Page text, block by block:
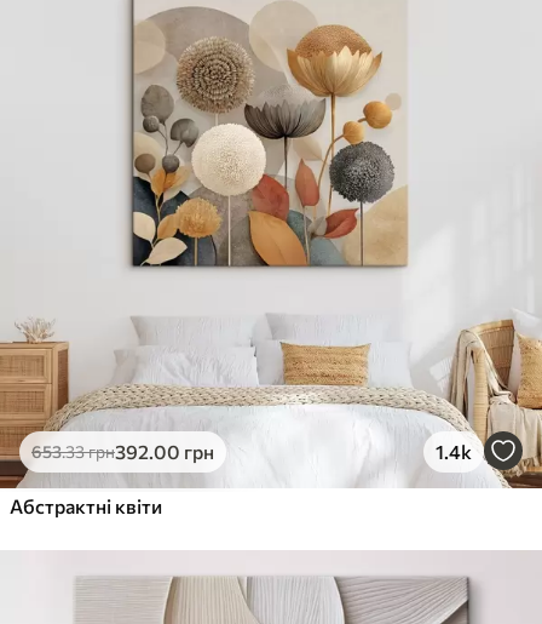
653.33грн392.00 грн 1.4k
Абстрактні квіти